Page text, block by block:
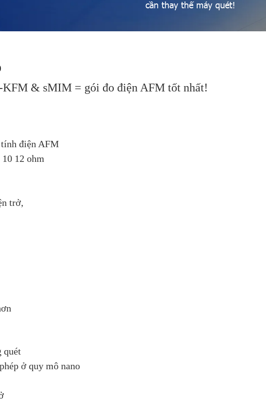
cần thay thế máy quét!
KFM & sMIM = gói đo điện AFM tốt nhất!
tính điện AFM
12 ohm
trở,
quét
ở quy mô nano